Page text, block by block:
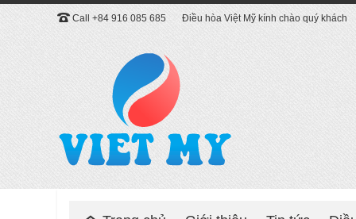
Call +84 916 085 685 Điều hòa Việt Mỹ kính chào quý khách